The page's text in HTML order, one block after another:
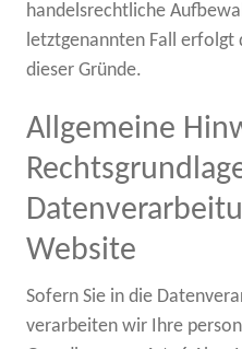
handelsrechtliche
letztgenannten Fall erfolgt
dieser Gründe.
Allgemeine
Website
Sofern Sie in die
verarbeiten wir Ihre